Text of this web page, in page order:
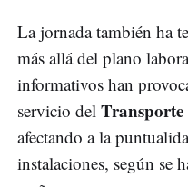
La jornada también ha
más allá del plano
informativos han
servicio del
afectando a la
instalaciones, según se